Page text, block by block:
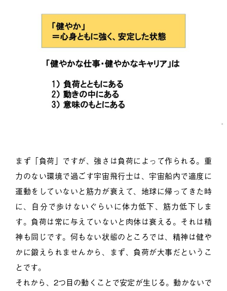
まず「負荷」ですが、強さは負荷によって作られる。重
力のない環境で過ごす宇宙飛行士は、宇宙船内で適度に
運動をしていないと筋力が衰えて、地球に帰ってきた時
に、自分で歩けないぐらいに体力低下、筋力低下しま
す。負荷は常に与えていないと肉体は衰える。それは精
神も同じです。何もない状態のところでは、精神は健や
かに鍛えられませんから、まず、負荷が大事だというこ
とです。
それから、2つ目の動くことで安定が生じる。動かないで